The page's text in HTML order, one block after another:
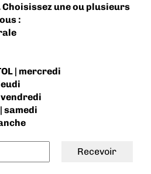
une ou plusieurs
:
| mercredi
samedi